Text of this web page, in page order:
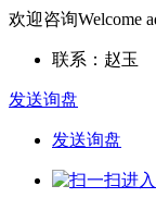
欢迎咨询Welcome
联系：赵玉
发送询盘
发送询盘